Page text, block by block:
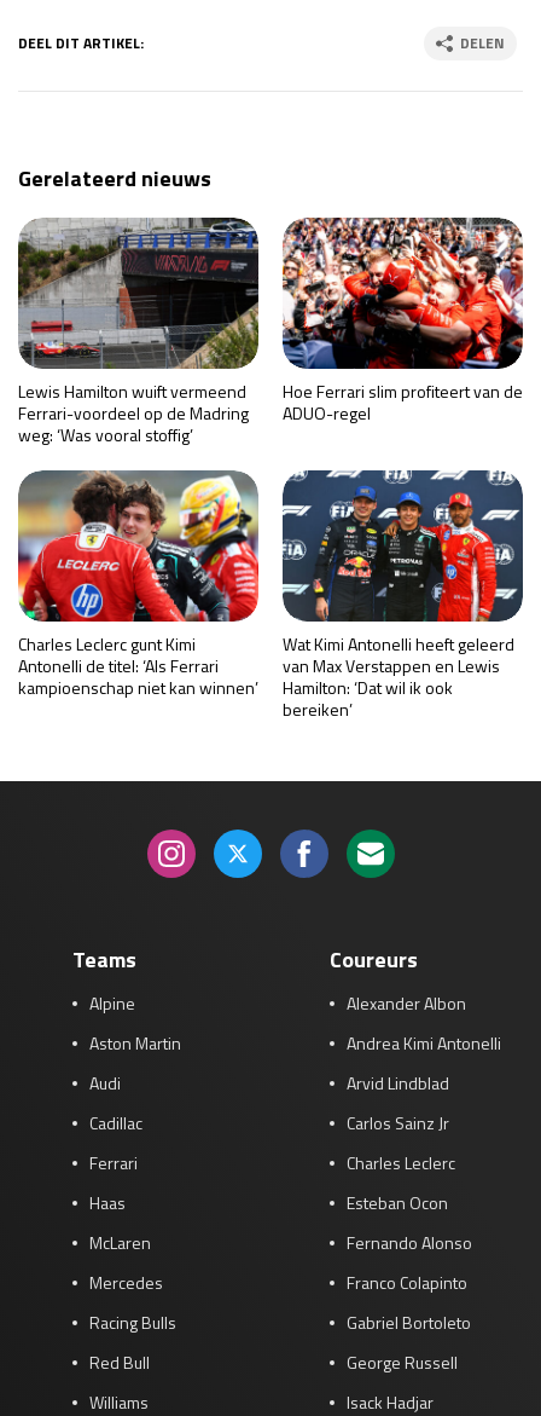
DEEL DIT ARTIKEL: DELEN
Gerelateerd nieuws
Lewis Hamilton wuift vermeend
Ferrari-voordeel op de Madring
weg: ‘Was vooral stoffig’
Hoe Ferrari slim profiteert van de
ADUO-regel
Charles Leclerc gunt Kimi
Antonelli de titel: ‘Als Ferrari
kampioenschap niet kan winnen’
Wat Kimi Antonelli heeft geleerd
van Max Verstappen en Lewis
Hamilton: ‘Dat wil ik ook
bereiken’
Teams
Alpine
Aston Martin
Audi
Cadillac
Ferrari
Haas
McLaren
Mercedes
Racing Bulls
Red Bull
Williams
Coureurs
Alexander Albon
Andrea Kimi Antonelli
Arvid Lindblad
Carlos Sainz Jr
Charles Leclerc
Esteban Ocon
Fernando Alonso
Franco Colapinto
Gabriel Bortoleto
George Russell
Isack Hadjar